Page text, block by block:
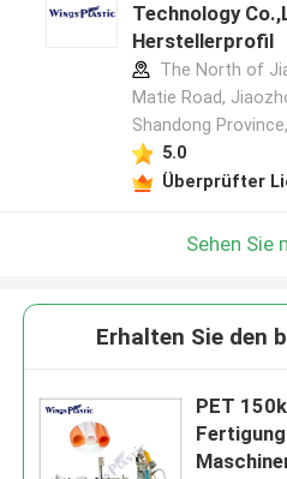
Technology
Herstellerprofil
The North of
Matie Road,
Shandong
5.0
Überprüfter
Sehen Sie
Erhalten Sie den
PET